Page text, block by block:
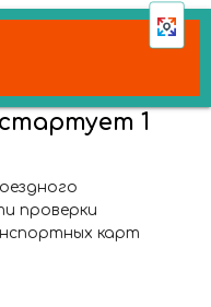
1
проверки
карт